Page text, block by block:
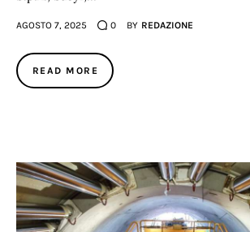
AGOSTO 7, 2025 0 BY REDAZIONE
READ MORE